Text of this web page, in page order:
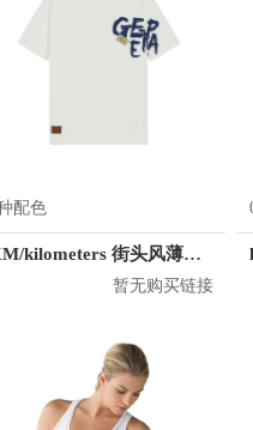
配色
KM/kilometers 街头风薄款印花短袖T恤 男女同款 M2X2108248
暂无购买链接